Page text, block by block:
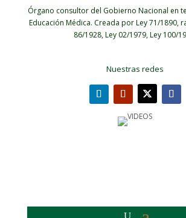
Órgano consultor del Gobierno Nacional en
Educación Médica. Creada por Ley 71/1890,
86/1928, Ley 02/1979, Ley 100/
Nuestras redes